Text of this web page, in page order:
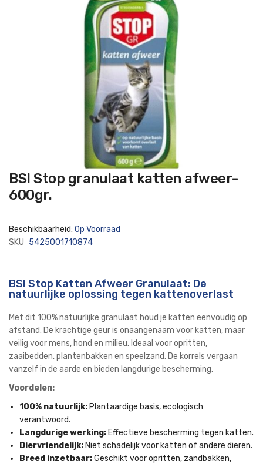
Ga
naar
het
begin
gallerij
BSI Stop granulaat katten afweer-
600gr.
Beschikbaarheid: Op Voorraad
SKU 5425001710874
BSI Stop Katten Afweer Granulaat: De
natuurlijke oplossing tegen kattenoverlast
Met dit 100% natuurlijke granulaat houd je katten eenvoudig op
afstand. De krachtige geur is onaangenaam voor katten, maar
veilig voor mens, hond en milieu. Ideaal voor opritten,
zaaibedden, plantenbakken en speelzand. De korrels vergaan
vanzelf in de aarde en bieden langdurige bescherming.
Voordelen:
100% natuurlijk: Plantaardige basis, ecologisch
verantwoord.
Langdurige werking: Effectieve bescherming tegen katten.
Diervriendelijk: Niet schadelijk voor katten of andere dieren.
Breed inzetbaar:Geschikt voor opritten, zandbakken,